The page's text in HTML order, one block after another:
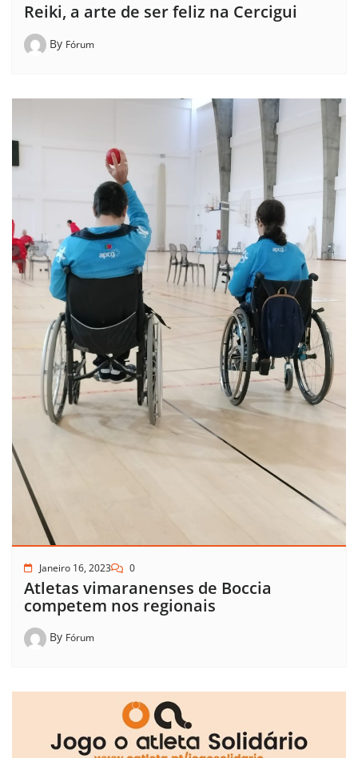
Reiki, a arte de ser feliz na Cercigui
By Fórum
Janeiro 16, 2023 0
Atletas vimaranenses de Boccia
competem nos regionais
By Fórum